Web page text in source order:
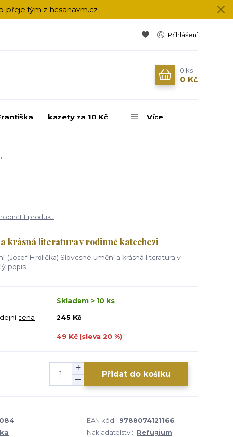
přeje tým z hosanavm.cz
Přihlášení
0 ks
0 Kč
kazety za 10 Kč Více
produkt
krásná literatura v rodinné katechezi
(Josef Hrdlička) Slovesné umění a krásná literatura v
popis
Skladem > 10 ks
cena
245 Kč
49 Kč (sleva 20 %)
Přidat do košíku
EAN kód:
9788074121166
Nakladatelství: Refugium